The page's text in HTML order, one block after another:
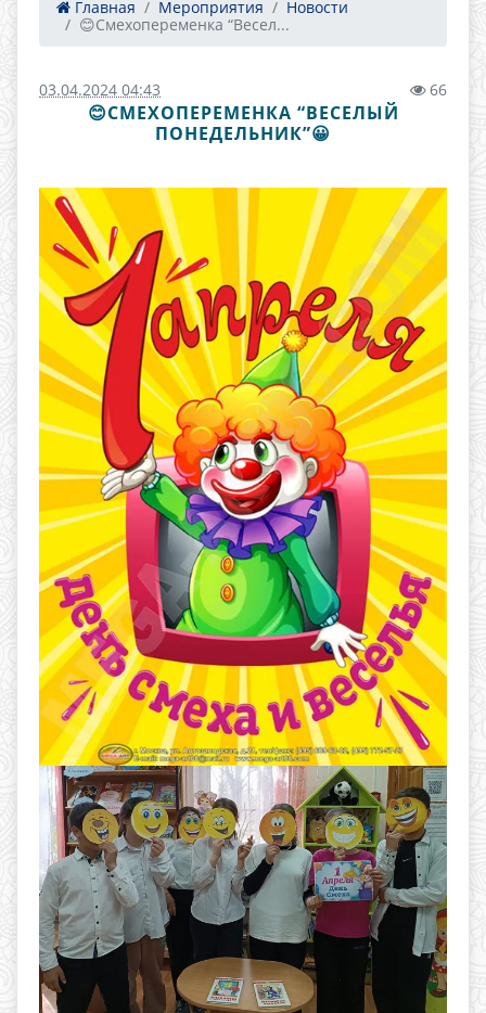
Главная Мероприятия
Новости
😊Смехопеременка “Весел...
03.04.2024 04:43 66
😊СМЕХОПЕРЕМЕНКА “ВЕСЕЛЫЙ
ПОНЕДЕЛЬНИК”😀